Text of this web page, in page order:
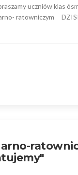
uczniów klas
ratowniczym